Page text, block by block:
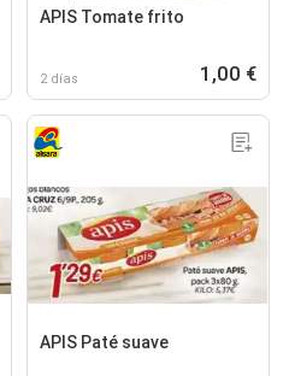
APIS Tomate frito
2 días 1,00 €
APIS Paté suave